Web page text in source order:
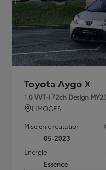
Toyota Aygo X
1.0 VVT-i 72ch Design
LIMOGES
Mise en circulation
05-2023
Energie
Essence